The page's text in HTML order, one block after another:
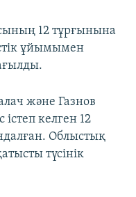
12 тұрғынына
ұйымымен
және Газнов
келген 12
Облыстық
түсінік